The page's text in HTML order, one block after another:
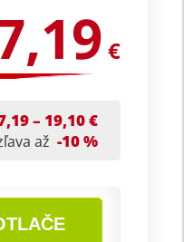
€
– 19,10 €
až -10 %